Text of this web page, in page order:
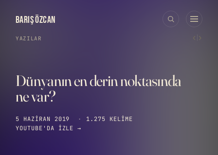
BARIŞ ÖZCAN
YAZILAR ‹ ›
Dünyanın en derin noktasında
ne var?
5 HAZIRAN 2019 ·
1.275 KELIME
YOUTUBE'DA IZLE →